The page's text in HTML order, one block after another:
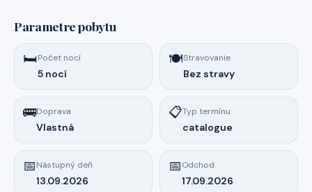
Parametre pobytu
🛏️Počet nocí
5 nocí
🍽️Stravovanie
Bez stravy
🚌Doprava
Vlastná
📋Typ termínu
catalogue
📅Nástupný deň
13.09.2026
📅Odchod
17.09.2026